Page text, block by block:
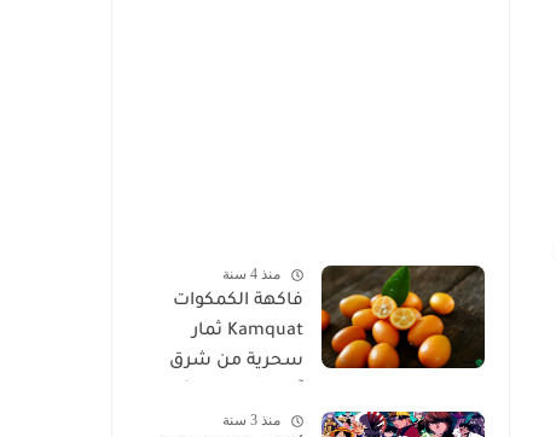
منذ 4 سنة
فاكهة الكمكوات
Kamquat ثمار
سحرية من شرق
غير عادية
منذ 3 سنة